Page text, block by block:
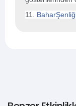
11.
1 Mayıs 2018